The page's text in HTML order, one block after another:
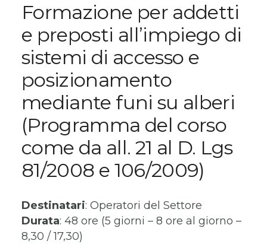
Formazione per addetti
e preposti all’impiego di
sistemi di accesso e
posizionamento
mediante funi su alberi
(Programma del corso
come da all. 21 al D. Lgs
81/2008 e 106/2009)
Destinatari: Operatori del Settore
Durata: 48 ore (5 giorni – 8 ore al giorno –
8,30 / 17,30)